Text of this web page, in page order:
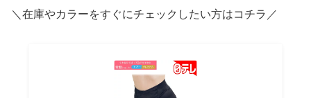
＼在庫やカラーをすぐにチェックしたい方はコチラ／